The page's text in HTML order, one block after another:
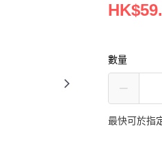
數量
最快可於指